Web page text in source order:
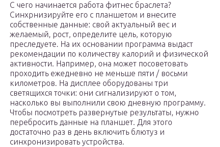
С чего начинается работа фитнес браслета?
Синхрнизируйте его с планшетом и внесите
собственные данные: свой актуальный вес и
желаемый, рост, определите цель, которую
преследуете. На их основании программа выдаст
рекомендации по количеству калорий и физической
активности. Например, она может посоветовать
проходить ежедневно не меньше пяти / восьми
километров. На дисплее оборудованы три
светящихся точки: они сигнализируют о том,
насколько вы выполнили свою дневную программу.
Чтобы посмотреть развернутые результаты, нужно
перебросить данные на планшет. Для этого
достаточно раз в день включить блютуз и
синхронизировать устройства.